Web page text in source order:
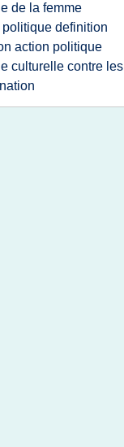
de la femme
definition
action politique
culturelle contre les